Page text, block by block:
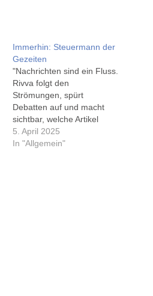
Immerhin: Steuermann der
Gezeiten
"Nachrichten sind ein Fluss.
Rivva folgt den
Strömungen, spürt
Debatten auf und macht
sichtbar, welche Artikel
Wellen schlagen." und
folgerichtig benennt Frank
5. April 2025
In "Allgemein"